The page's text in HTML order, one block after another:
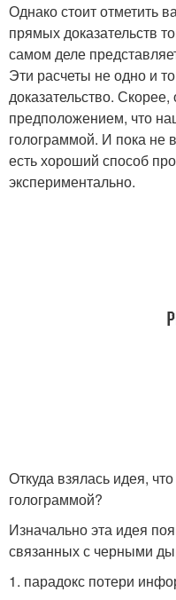
Однако стоит отметить
прямых доказательств
самом деле
Эти расчеты не одно и
доказательство.
предположением, что
голограммой. И пока не
есть хороший способ
экспериментально.
Откуда взялась идея,
голограммой?
Изначально эта идея
связанных с черными
1. парадокс потери